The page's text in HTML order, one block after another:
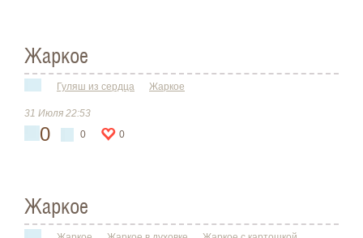
Жаркое
Гуляш из сердца Жаркое
31 Июля 22:53
0 0 0
Жаркое